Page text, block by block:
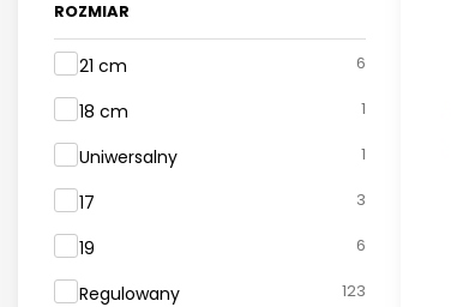
ROZMIAR
Rozmiar
21 cm 6
18 cm 1
Uniwersalny 1
17 3
19 6
Regulowany 123